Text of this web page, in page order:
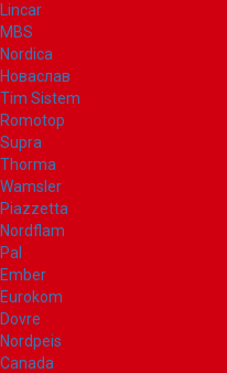
Lincar
MBS
Nordica
Новаслав
Tim Sistem
Romotop
Supra
Thorma
Wamsler
Piazzetta
Nordflam
Pal
Ember
Eurokom
Dovre
Nordpeis
Canada